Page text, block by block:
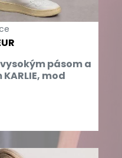
pásom a
mod